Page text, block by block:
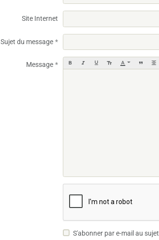
Site Internet
Sujet du message
Message
S'abonner par e-mail au sujet